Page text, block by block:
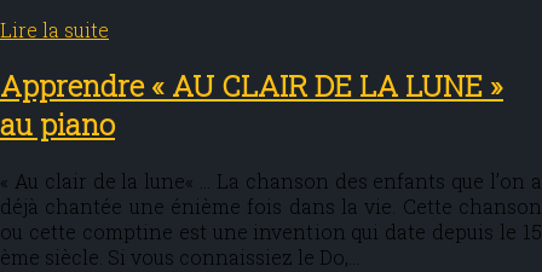
Lire la suite
Apprendre « AU CLAIR DE LA LUNE »
au piano
« Au clair de la lune« … La chanson des enfants que l’on a
déjà chantée une énième fois dans la vie. Cette chanson
ou cette comptine est une invention qui date depuis le 15
ème siècle. Si vous connaissiez le Do,…